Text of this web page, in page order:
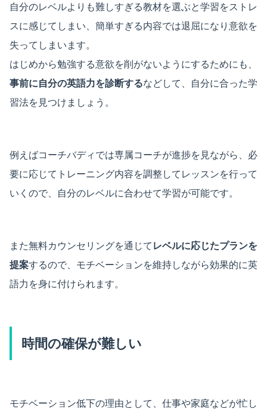
自分のレベルよりも難しすぎる教材を選ぶと学習をストレ
スに感じてしまい、簡単すぎる内容では退屈になり意欲を
失ってしまいます。
はじめから勉強する意欲を削がないようにするためにも、
事前に自分の英語力を診断するなどして、自分に合った学
習法を見つけましょう。
例えばコーチバディでは専属コーチが進捗を見ながら、必
要に応じてトレーニング内容を調整してレッスンを行って
いくので、自分のレベルに合わせて学習が可能です。
また無料カウンセリングを通じて レベルに応じたプランを
提案するので、モチベーションを維持しながら効果的に英
語力を身に付けられます。
時間の確保が難しい
モチベーション低下の理由として、仕事や家庭などが忙し